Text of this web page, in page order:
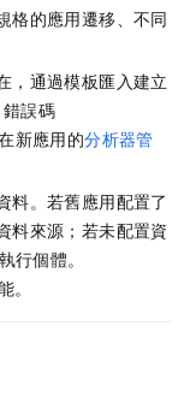
格的應用遷移、不同
，通過模板匯入建立
誤碼
新應用的分析器管
料。若舊應用配置了
料來源；若未配置資
行個體。